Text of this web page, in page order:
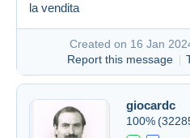
la vendita
Created on 16 Jan
Report this message
giocardc
100%